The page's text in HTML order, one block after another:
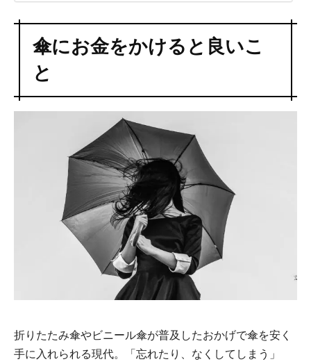
傘にお金をかけると良いこ
と
折りたたみ傘やビニール傘が普及したおかげで傘を安く
手に入れられる現代。「忘れたり、なくしてしまう」